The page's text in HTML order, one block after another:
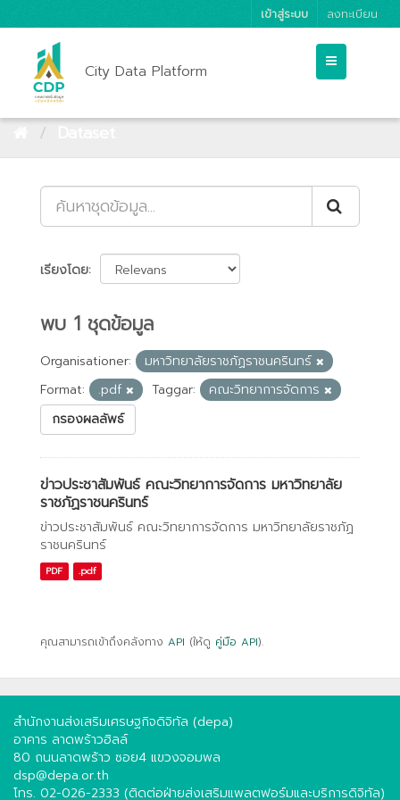
เข้าสู่ระบบ ลงทะเบียน
City Data Platform
เรียงโดย
พบ 1 ชุดข้อมูล
Organisationer:
มหาวิทยาลัยราชภัฏราชนครินทร์
Format:
.pdf Taggar:
คณะวิทยาการจัดการ
กรองผลลัพธ์
ข่าวประชาสัมพันธ์ คณะวิทยาการจัดการ มหาวิทยาลัย
ราชภัฏราชนครินทร์
ข่าวประชาสัมพันธ์ คณะวิทยาการจัดการ มหาวิทยาลัยราชภัฏ
ราชนครินทร์
PDF .pdf
คุณสามารถเข้าถึงคลังทาง API (ให้ดู คู่มือ API).
สำนักงานส่งเสริมเศรษฐกิจดิจิทัล (depa)
อาคาร ลาดพร้าวฮิลล์
80 ถนนลาดพร้าว ซอย4 แขวงจอมพล
dsp@depa.or.th
โทร. 02-026-2333 (ติดต่อฝ่ายส่งเสริมแพลตฟอร์มและบริการดิจิทัล)